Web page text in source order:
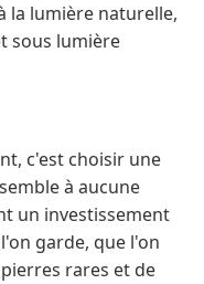
la lumière naturelle,
sous lumière
c'est choisir une
à aucune
un investissement
garde, que l'on
rares et de